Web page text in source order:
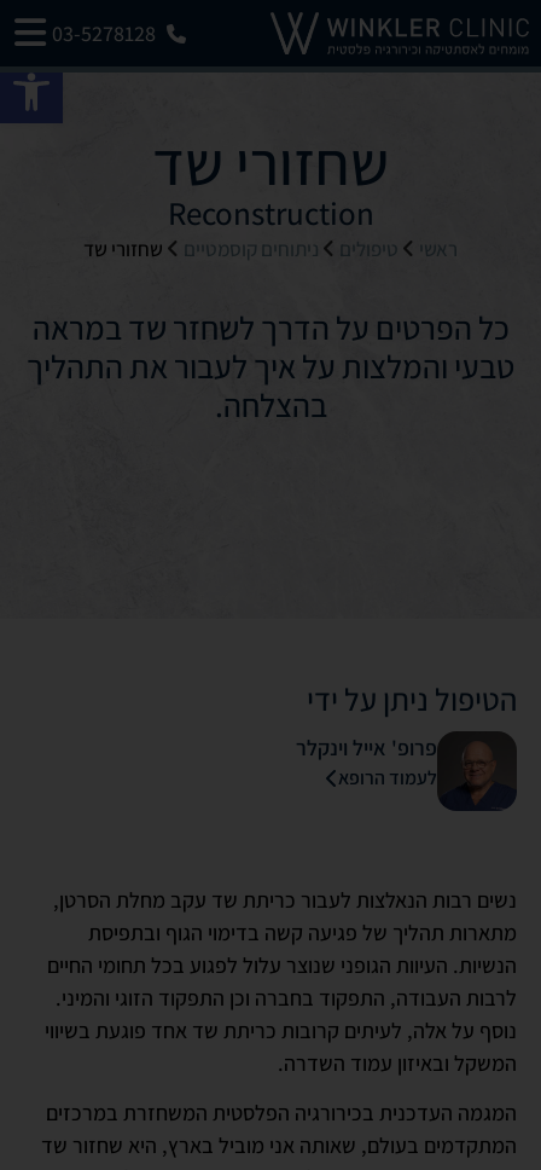
03-5278128
שחזורי שד
Reconstruction
ראשי טיפולים ניתוחים קוסמטיים שחזורי שד
כל הפרטים על הדרך לשחזר שד במראה
טבעי והמלצות על איך לעבור את התהליך
בהצלחה.
הטיפול ניתן על ידי
פרופ' אייל וינקלר
לעמוד הרופא
נשים רבות הנאלצות לעבור כריתת שד עקב מחלת הסרטן,
מתארות תהליך של פגיעה קשה בדימוי הגוף ובתפיסת
הנשיות. העיוות הגופני שנוצר עלול לפגוע בכל תחומי החיים
לרבות העבודה, התפקוד בחברה וכן התפקוד הזוגי והמיני.
נוסף על אלה, לעיתים קרובות כריתת שד אחד פוגעת בשיווי
המשקל ובאיזון עמוד השדרה.
המגמה העדכנית בכירורגיה הפלסטית המשחזרת במרכזים
המתקדמים בעולם, שאותה אני מוביל בארץ, היא שחזור שד